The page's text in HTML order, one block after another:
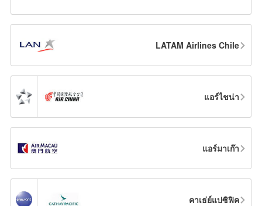
LATAM Airlines Chile
แอร์ไชน่า
แอร์มาเก๊า
คาเธ่ย์แปซิฟิค